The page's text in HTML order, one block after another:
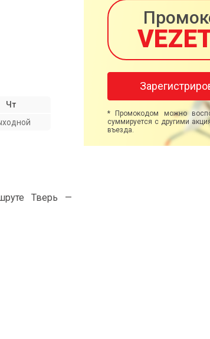
Чт
Тверь —
* Промокодом можно
суммируется с другими
въезда.